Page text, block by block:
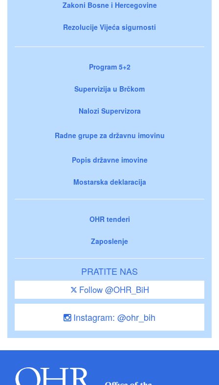
Zakoni Bosne i Hercegovine
Rezolucije Vijeća sigurnosti
Program 5+2
Supervizija u Brčkom
Nalozi Supervizora
Radne grupe za državnu imovinu
Popis državne imovine
Mostarska deklaracija
OHR tenderi
Zaposlenje
PRATITE NAS
Follow @OHR_BiH
Instagram: @ohr_bih